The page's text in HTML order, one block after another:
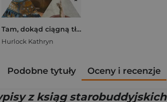
Tam, dokąd ciągną tłumy. Historia świętych miejsc
Hurlock Kathryn
Podobne tytuły Oceny i recenzje
z ksiąg starobuddyjskich